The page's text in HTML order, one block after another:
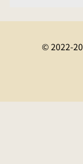
© 2022-